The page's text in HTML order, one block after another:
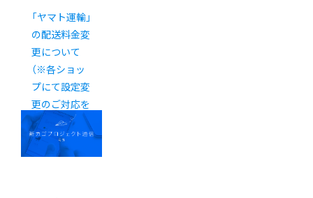
「ヤマト運輸」
の配送料金変
更について
（※各ショッ
プにて設定変
更のご対応を
お願いいたし
ます。）